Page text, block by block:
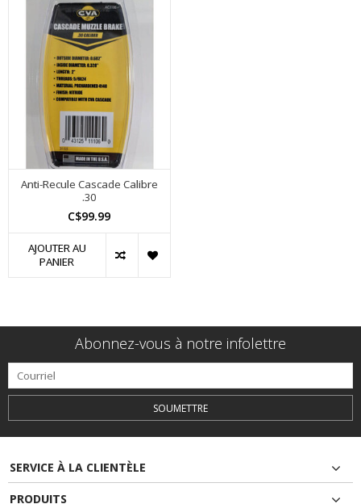
Anti-Recule Cascade Calibre
.30
C$99.99
AJOUTER AU
PANIER
Abonnez-vous à notre infolettre
SOUMETTRE
SERVICE À LA CLIENTÈLE
PRODUITS